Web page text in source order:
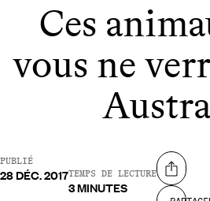
Ces
vous ne
PUBLIÉ
28 DÉC. 2017TEMPS DE LECTURE
3 MINUTES